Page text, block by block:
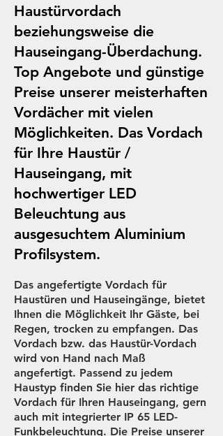
Haustürvordach
beziehungsweise die
Hauseingang-Überdachung.
Top Angebote und günstige
Preise unserer meisterhaften
Vordächer mit vielen
Möglichkeiten. Das Vordach
für Ihre Haustür /
Hauseingang, mit
hochwertiger LED
Beleuchtung aus
ausgesuchtem Aluminium
Profilsystem.
Das angefertigte Vordach für
Haustüren und Hauseingänge, bietet
Ihnen die Möglichkeit Ihr Gäste, bei
Regen, trocken zu empfangen. Das
Vordach bzw. das Haustür-Vordach
wird von Hand nach Maß
angefertigt. Passend zu jedem
Haustyp finden Sie hier das richtige
Vordach für Ihren Hauseingang, gern
auch mit integrierter IP 65 LED-
Funkbeleuchtung. Die Preise unserer